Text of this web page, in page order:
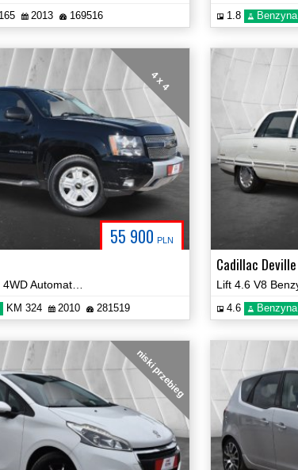
2013 169516 1.8 Benzyna
55 900 PLN
4 x 4
5.3 V8 Benzyna+LPG 4WD Automat Paka Certyfikat Prezentacja Video!
KM 324 2010 281519
Cadillac Deville
4.6 Benzyna
niski przebieg